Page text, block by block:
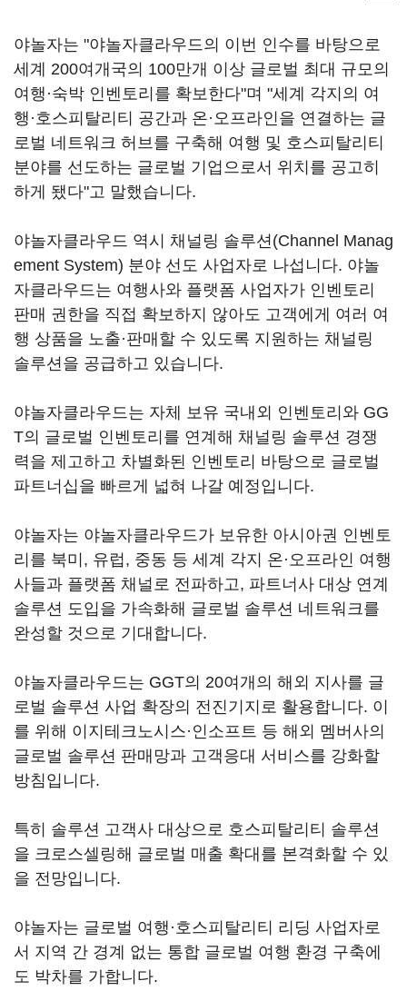
야놀자는 "야놀자클라우드의 이번 인수를 바탕으로
세계 200여개국의 100만개 이상 글로벌 최대 규모의
여행·숙박 인벤토리를 확보한다"며 "세계 각지의 여
행·호스피탈리티 공간과 온·오프라인을 연결하는 글
로벌 네트워크 허브를 구축해 여행 및 호스피탈리티
분야를 선도하는 글로벌 기업으로서 위치를 공고히
하게 됐다"고 말했습니다.
야놀자클라우드 역시 채널링 솔루션(Channel Manag
ement System) 분야 선도 사업자로 나섭니다. 야놀
자클라우드는 여행사와 플랫폼 사업자가 인벤토리
판매 권한을 직접 확보하지 않아도 고객에게 여러 여
행 상품을 노출·판매할 수 있도록 지원하는 채널링
솔루션을 공급하고 있습니다.
야놀자클라우드는 자체 보유 국내외 인벤토리와 GG
T의 글로벌 인벤토리를 연계해 채널링 솔루션 경쟁
력을 제고하고 차별화된 인벤토리 바탕으로 글로벌
파트너십을 빠르게 넓혀 나갈 예정입니다.
야놀자는 야놀자클라우드가 보유한 아시아권 인벤토
리를 북미, 유럽, 중동 등 세계 각지 온·오프라인 여행
사들과 플랫폼 채널로 전파하고, 파트너사 대상 연계
솔루션 도입을 가속화해 글로벌 솔루션 네트워크를
완성할 것으로 기대합니다.
야놀자클라우드는 GGT의 20여개의 해외 지사를 글
로벌 솔루션 사업 확장의 전진기지로 활용합니다. 이
를 위해 이지테크노시스·인소프트 등 해외 멤버사의
글로벌 솔루션 판매망과 고객응대 서비스를 강화할
방침입니다.
특히 솔루션 고객사 대상으로 호스피탈리티 솔루션
을 크로스셀링해 글로벌 매출 확대를 본격화할 수 있
을 전망입니다.
야놀자는 글로벌 여행·호스피탈리티 리딩 사업자로
서 지역 간 경계 없는 통합 글로벌 여행 환경 구축에
도 박차를 가합니다.